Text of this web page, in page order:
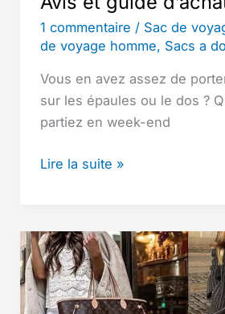
1 commentaire / Sac de
de voyage homme, Sacs a
Vous en avez assez de
sur les épaules ou le dos ?
partiez en week-end
Sac
à
roulettes:
Les
meilleurs
Lire la suite »